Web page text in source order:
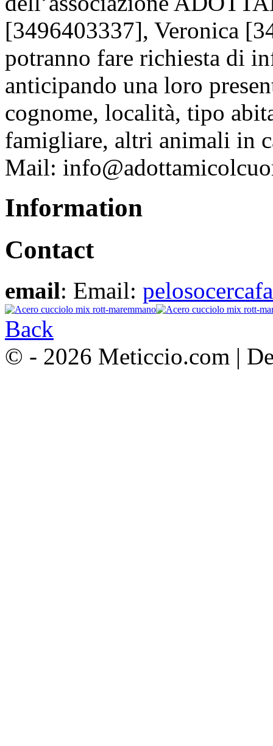
[3496403337], Veronica
potranno fare richiesta di
anticipando una loro
cognome, località, tipo
famigliare, altri animali in
Mail:
Information
Contact
email: Email:
Back
© - 2026 Meticcio.com |